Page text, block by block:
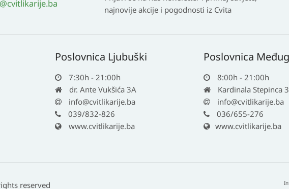
najnovije akcije i pogodnosti iz Cvita
Poslovnica Ljubuški
7:30h - 21:00h
dr. Ante Vukšića 3A
info@cvitlikarije.ba
039/832-826
www.cvitlikarije.ba
Poslovnica
8:00h - 21:00h
Kardinala Stepinca
info@cvitlikarije.ba
036/655-276
www.cvitlikarije.ba
reserved